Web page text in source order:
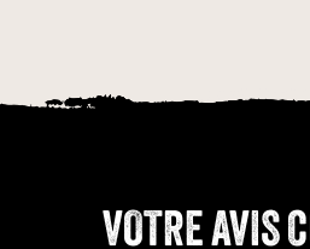
VOTRE AVIS